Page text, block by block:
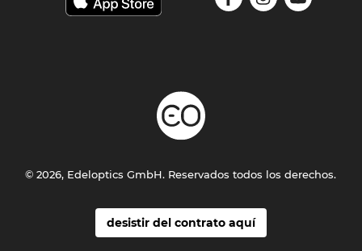
desistir del contrato aquí
© 2026, Edeloptics GmbH. Reservados todos los derechos.